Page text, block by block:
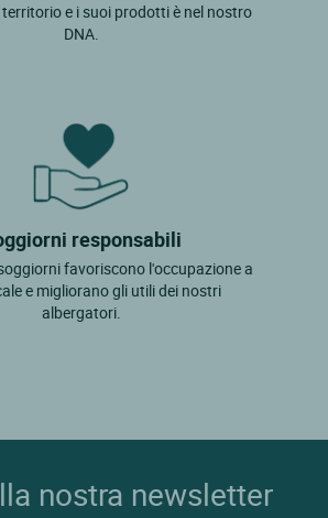
territorio e i suoi prodotti è nel nostro
DNA.
responsabili
favoriscono l'occupazione a
e migliorano gli utili dei nostri
albergatori.
nostra newsletter